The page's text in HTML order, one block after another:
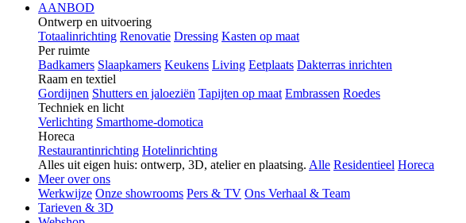
AANBOD
Ontwerp en uitvoering
Totaalinrichting Renovatie Dressing Kasten op maat
Per ruimte
Badkamers Slaapkamers Keukens Living Eetplaats Dakterras inrichten
Raam en textiel
Gordijnen Shutters en jaloeziën Tapijten op maat Embrassen Roedes
Techniek en licht
Verlichting Smarthome-domotica
Horeca
Restaurantinrichting Hotelinrichting
Alles uit eigen huis: ontwerp, 3D, atelier en plaatsing. Alle Residentieel Horeca
Meer over ons
Werkwijze Onze showrooms Pers & TV Ons Verhaal & Team
Tarieven & 3D